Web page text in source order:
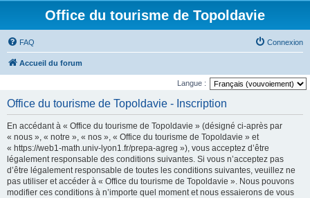
Office du tourisme de Topoldavie
FAQ Connexion
Accueil du forum
Langue :
Office du tourisme de Topoldavie - Inscription
En accédant à « Office du tourisme de Topoldavie » (désigné ci-après par
« nous », « notre », « nos », « Office du tourisme de Topoldavie » et
« https://web1-math.univ-lyon1.fr/prepa-agreg »), vous acceptez d’être
légalement responsable des conditions suivantes. Si vous n’acceptez pas
d’être légalement responsable de toutes les conditions suivantes, veuillez ne
pas utiliser et accéder à « Office du tourisme de Topoldavie ». Nous pouvons
modifier ces conditions à n’importe quel moment et nous essaierons de vous